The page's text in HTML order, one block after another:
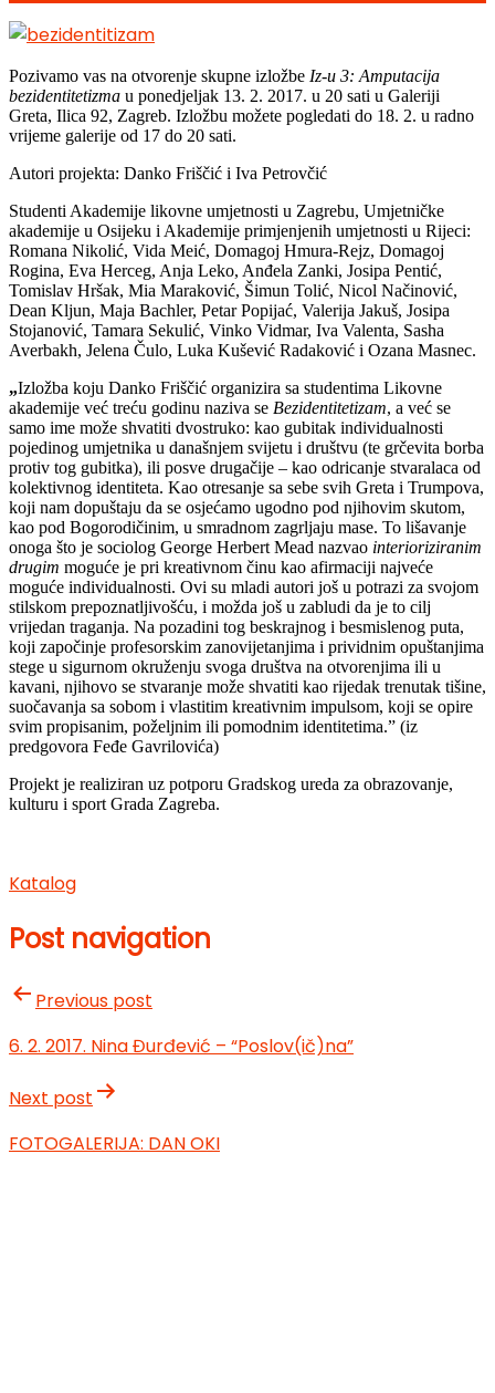
Pozivamo vas na otvorenje skupne izložbe Iz-u 3: Amputacija
bezidentitetizma u ponedjeljak 13. 2. 2017. u 20 sati u Galeriji
Greta, Ilica 92, Zagreb. Izložbu možete pogledati do 18. 2. u radno
vrijeme galerije od 17 do 20 sati.
Autori projekta: Danko Friščić i Iva Petrovčić
Studenti Akademije likovne umjetnosti u Zagrebu, Umjetničke
akademije u Osijeku i Akademije primjenjenih umjetnosti u Rijeci:
Romana Nikolić, Vida Meić, Domagoj Hmura-Rejz, Domagoj
Rogina, Eva Herceg, Anja Leko, Anđela Zanki, Josipa Pentić,
Tomislav Hršak, Mia Maraković, Šimun Tolić, Nicol Načinović,
Dean Kljun, Maja Bachler, Petar Popijać, Valerija Jakuš, Josipa
Stojanović, Tamara Sekulić, Vinko Vidmar, Iva Valenta, Sasha
Averbakh, Jelena Čulo, Luka Kušević Radaković i Ozana Masnec.
„Izložba koju Danko Friščić organizira sa studentima Likovne
akademije već treću godinu naziva se Bezidentitetizam, a već se
samo ime može shvatiti dvostruko: kao gubitak individualnosti
pojedinog umjetnika u današnjem svijetu i društvu (te grčevita borba
protiv tog gubitka), ili posve drugačije – kao odricanje stvaralaca od
kolektivnog identiteta. Kao otresanje sa sebe svih Greta i Trumpova,
koji nam dopuštaju da se osjećamo ugodno pod njihovim skutom,
kao pod Bogorodičinim, u smradnom zagrljaju mase. To lišavanje
onoga što je sociolog George Herbert Mead nazvao interioriziranim
drugim moguće je pri kreativnom činu kao afirmaciji najveće
moguće individualnosti. Ovi su mladi autori još u potrazi za svojom
stilskom prepoznatljivošću, i možda još u zabludi da je to cilj
vrijedan traganja. Na pozadini tog beskrajnog i besmislenog puta,
koji započinje profesorskim zanovijetanjima i prividnim opuštanjima
stege u sigurnom okruženju svoga društva na otvorenjima ili u
kavani, njihovo se stvaranje može shvatiti kao rijedak trenutak tišine,
suočavanja sa sobom i vlastitim kreativnim impulsom, koji se opire
svim propisanim, poželjnim ili pomodnim identitetima.” (iz
predgovora Feđe Gavrilovića)
Projekt je realiziran uz potporu Gradskog ureda za obrazovanje,
kulturu i sport Grada Zagreba.
Katalog
Post navigation
Previous post
6. 2. 2017. Nina Đurđević – “Poslov(ič)na”
Next post
FOTOGALERIJA: DAN OKI